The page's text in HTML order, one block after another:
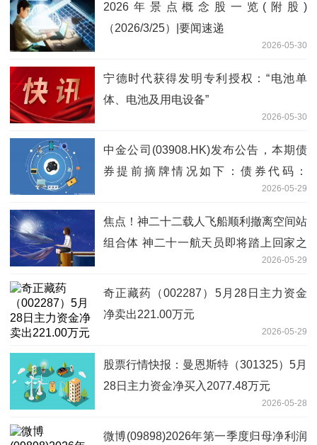
2026年景点概念股一览(附股)
（2026/3/25）|要闻速递
2026-05-30
宁德时代获得发明专利授权：“电池单
体、电池及用电设备”
2026-05-30
中金公司(03908.HK)发布公告，本期债
券提前摘牌情况如下：债券代码：
2026-05-29
焦点！神二十二载人飞船顺利撤离空间站
组合体 神二十一航天员即将踏上回家之
2026-05-29
奇正藏药（002287）5月28日主力资金
净卖出221.00万元
2026-05-29
股票行情快报：曼恩斯特（301325）5月
28日主力资金净买入2077.48万元
2026-05-28
微博(09898)2026年第一季度归母净利润